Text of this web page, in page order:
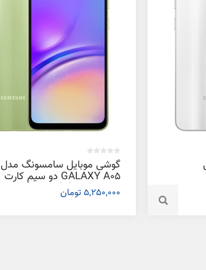
گوشی موبایل سامسونگ مدل
GALAXY A05 دو سیم کارت
گیگابایت
5,250,000 تومان